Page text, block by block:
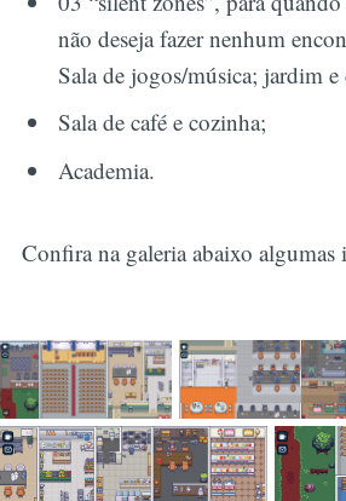
não deseja fazer nenhum
Sala de jogos/música; jardim
Sala de café e cozinha;
Academia.
Confira na galeria abaixo algumas